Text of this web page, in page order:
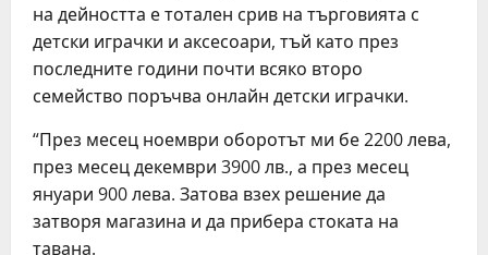
на дейността е тотален срив на търговията с
детски играчки и аксесоари, тъй като през
последните години почти всяко второ
семейство поръчва онлайн детски играчки.
“През месец ноември оборотът ми бе 2200 лева,
през месец декември 3900 лв., а през месец
януари 900 лева. Затова взех решение да
затворя магазина и да прибера стоката на
тавана.